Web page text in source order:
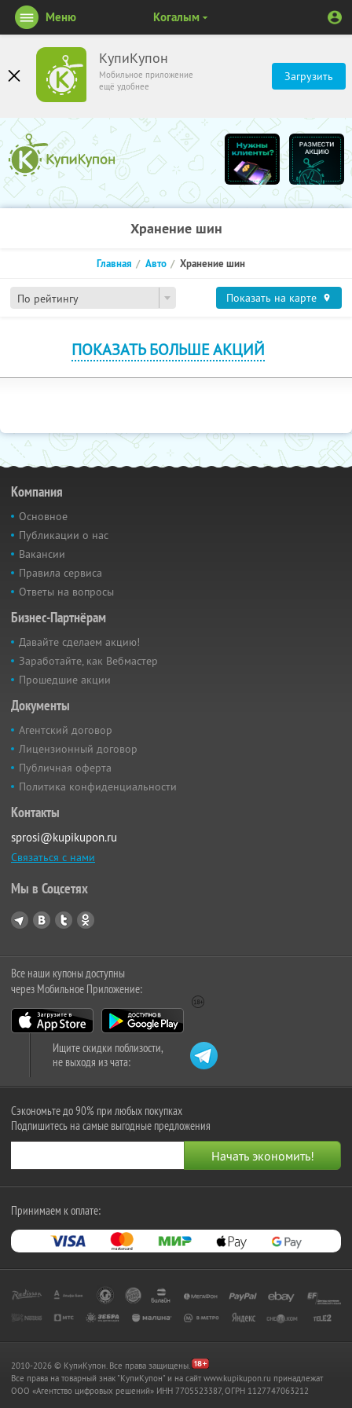
КупиКупон
Мобильное приложение
ещё удобнее
Загрузить
Меню Когалым
Хранение шин
По рейтингу
Главная Авто Хранение шин
Показать на карте
ПОКАЗАТЬ БОЛЬШЕ АКЦИЙ
Компания
Основное
Публикации о нас
Вакансии
Правила сервиса
Ответы на вопросы
Бизнес-Партнёрам
Давайте сделаем акцию!
Заработайте, как Вебмастер
Прошедшие акции
Документы
Агентский договор
Лицензионный договор
Публичная оферта
Политика конфиденциальности
Контакты
sprosi@kupikupon.ru
Связаться с нами
Мы в Соцсетях
Все наши купоны доступны
через Мобильное Приложение:
Ищите скидки поблизости,
не выходя из чата:
Сэкономьте до 90% при любых покупках
Подпишитесь на самые выгодные предложения
Принимаем к оплате:
2010-2026 © КупиКупон. Все права защищены.
Все права на товарный знак "КупиКупон" и на сайт www.kupikupon.ru принадлежат
OOO «Агентство цифровых решений» ИНН 7705523387, ОГРН 1127747063212